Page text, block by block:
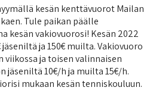
kesän kenttävuorot Mailan
Tule paikan päälle
kesän vakiovuorosi! Kesän 2022
ja 150€ muilta. Vakiovuoro
ja toisen valinnaisen
10€/h ja muilta 15€/h.
mukaan kesän tenniskouluun.